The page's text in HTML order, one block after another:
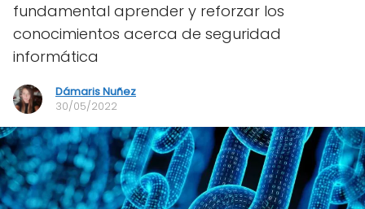
fundamental aprender y reforzar los
conocimientos acerca de seguridad
informática
Dámaris Nuñez
30/05/2022